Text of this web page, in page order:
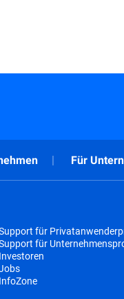
Für
für
für
Investoren
InfoZone